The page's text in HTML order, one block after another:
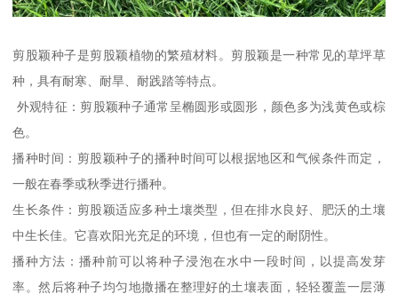
剪股颖种子是剪股颖植物的繁殖材料。剪股颖是一种常见的草坪草
种，具有耐寒、耐旱、耐践踏等特点。
外观特征：剪股颖种子通常呈椭圆形或圆形，颜色多为浅黄色或棕
色。
播种时间：剪股颖种子的播种时间可以根据地区和气候条件而定，
一般在春季或秋季进行播种。
生长条件：剪股颖适应多种土壤类型，但在排水良好、肥沃的土壤
中生长佳。它喜欢阳光充足的环境，但也有一定的耐阴性。
播种方法：播种前可以将种子浸泡在水中一段时间，以提高发芽
率。然后将种子均匀地撒播在整理好的土壤表面，轻轻覆盖一层薄